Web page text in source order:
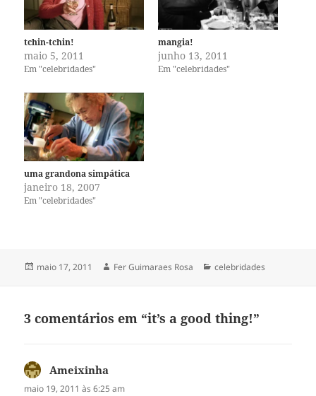
tchin-tchin!
maio 5, 2011
Em "celebridades"
mangia!
junho 13, 2011
Em "celebridades"
uma grandona simpática
janeiro 18, 2007
Em "celebridades"
Publicado
maio 17, 2011 Autor
Fer Guimaraes Rosa Categorias
celebridades
3 comentários em “it’s a good thing!”
Ameixinha
maio 19, 2011 às 6:25 am